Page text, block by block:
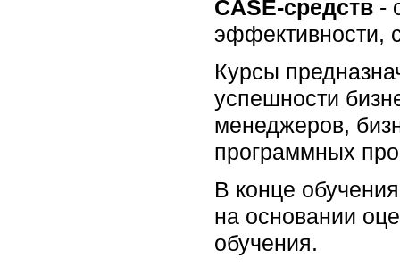
CASE-средств -
эффективности,
Курсы
успешности
менеджеров,
программных
В конце
на основании
обучения.